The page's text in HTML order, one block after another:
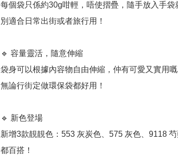
每個袋只係約30g咁輕，唔使摺疊，隨手放入手袋
別適合日常出街或者旅行用！
🔹 容量靈活，隨意伸縮
袋身可以根據內容物自由伸縮，仲有可愛又實用嘅
無論行街定做環保袋都好用！
🔹 新色登場
新增3款靚靚色：553 灰炭色、575 灰色、9118
都百搭！